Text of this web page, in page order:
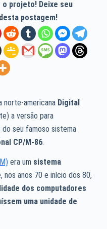
o projeto! Deixe seu
postagem!
norte-americana Digital
a versão para
seu famoso sistema
CP/M-86.
era um sistema
nos anos 70 e início dos 80,
dos computadores
uma unidade de